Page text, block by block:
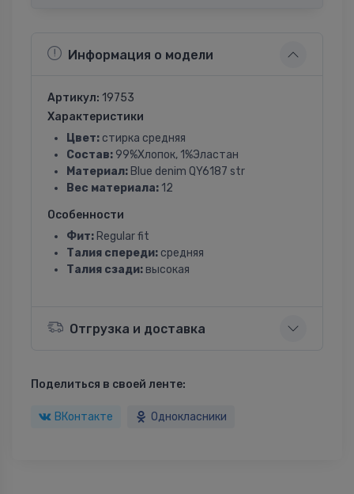
Информация о модели
Артикул: 19753
Характеристики
Цвет: стирка средняя
Состав: 99%Хлопок, 1%Эластан
Материал: Blue denim QY6187 str
Вес материала: 12
Особенности
Фит: Regular fit
Талия спереди: средняя
Талия сзади: высокая
Отгрузка и доставка
Поделиться в своей ленте:
ВКонтакте Однокласники